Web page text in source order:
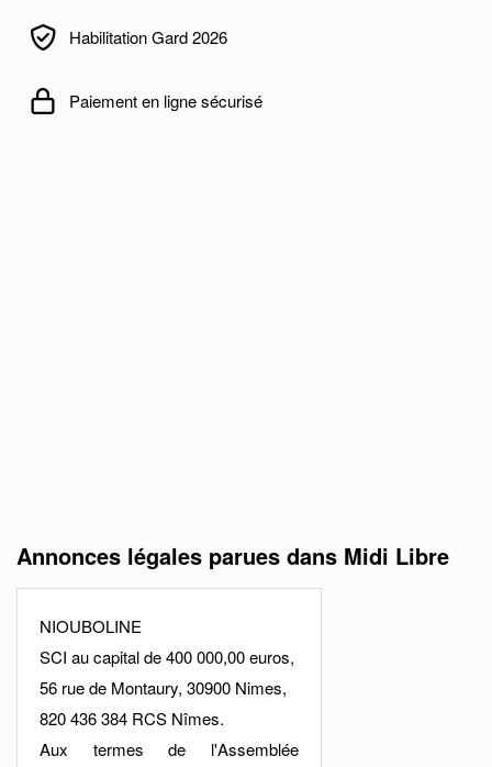
Habilitation Gard 2026
Paiement en ligne sécurisé
Annonces légales parues dans Midi Libre
NIOUBOLINE
SCI au capital de 400 000,00 euros,
56 rue de Montaury, 30900 Nimes,
820 436 384 RCS Nîmes.
Aux termes de l'Assemblée